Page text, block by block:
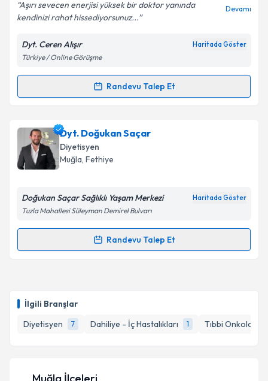
İlgili Branşlar
Diyetisyen
7 Dahiliye - İç Hastalıkları 1 Tıbbi Onkoloji
Kişisel verilerimin işlenmesine ilişkin
Metni'ni okudum ve kişisel verilerimin belirtilen
kapsamda işlenmesini kabul ediyorum.
Aşırı sevecen enerjisi yüksek bir doktor yanında
kendinizi rahat hissediyorsunuz...
Devamı
Dyt. Ceren Alışır Haritada Göster
Türkiye / Online Görüşme
Randevu Talep Et
Randevu Takvimi Talebi
Dyt. Ceren Alışıriçin randevu takvimi talebi
oluşturun. Size bu uzmandan randevu almanız için bir
takvim hazırlandığında e-posta ile bilgilendireceğiz.
Kişisel verilerimin işlenmesine ilişkin
Metni'ni okudum ve kişisel verilerimin belirtilen
Dyt. Doğukan Saçar
Diyetisyen
Muğla, Fethiye
Doğukan Saçar Sağlıklı Yaşam Merkezi Haritada Göster
Tuzla Mahallesi Süleyman Demirel Bulvarı
Randevu Talep Et
Randevu Takvimi Talebi
takvim hazırlandığında e-posta ile bilgilendireceğiz.
E-posta Adresiniz